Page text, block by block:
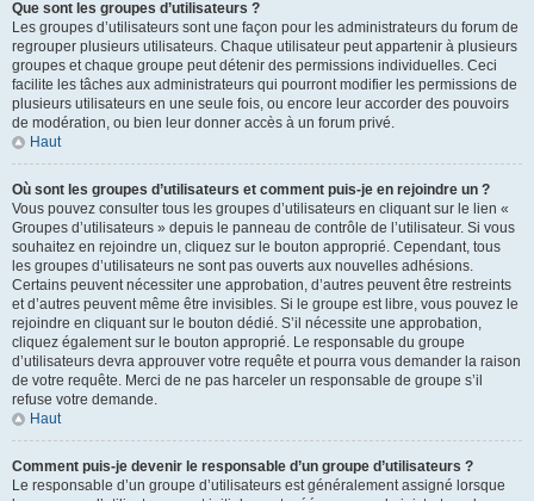
Que sont les groupes d’utilisateurs ?
Les groupes d’utilisateurs sont une façon pour les administrateurs du forum de
regrouper plusieurs utilisateurs. Chaque utilisateur peut appartenir à plusieurs
groupes et chaque groupe peut détenir des permissions individuelles. Ceci
facilite les tâches aux administrateurs qui pourront modifier les permissions de
plusieurs utilisateurs en une seule fois, ou encore leur accorder des pouvoirs
de modération, ou bien leur donner accès à un forum privé.
Haut
Où sont les groupes d’utilisateurs et comment puis-je en rejoindre un ?
Vous pouvez consulter tous les groupes d’utilisateurs en cliquant sur le lien «
Groupes d’utilisateurs » depuis le panneau de contrôle de l’utilisateur. Si vous
souhaitez en rejoindre un, cliquez sur le bouton approprié. Cependant, tous
les groupes d’utilisateurs ne sont pas ouverts aux nouvelles adhésions.
Certains peuvent nécessiter une approbation, d’autres peuvent être restreints
et d’autres peuvent même être invisibles. Si le groupe est libre, vous pouvez le
rejoindre en cliquant sur le bouton dédié. S’il nécessite une approbation,
cliquez également sur le bouton approprié. Le responsable du groupe
d’utilisateurs devra approuver votre requête et pourra vous demander la raison
de votre requête. Merci de ne pas harceler un responsable de groupe s’il
refuse votre demande.
Haut
Comment puis-je devenir le responsable d’un groupe d’utilisateurs ?
Le responsable d’un groupe d’utilisateurs est généralement assigné lorsque